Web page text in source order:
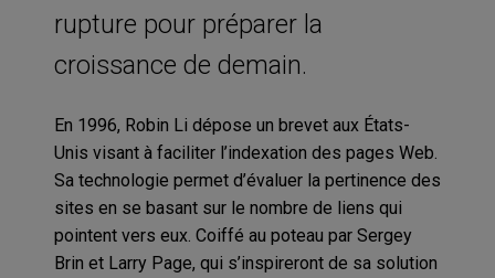
rupture pour préparer la
croissance de demain.
En 1996, Robin Li dépose un brevet aux États-
Unis visant à faciliter l’indexation des pages Web.
Sa technologie permet d’évaluer la pertinence des
sites en se basant sur le nombre de liens qui
pointent vers eux. Coiffé au poteau par Sergey
Brin et Larry Page, qui s’inspireront de sa solution